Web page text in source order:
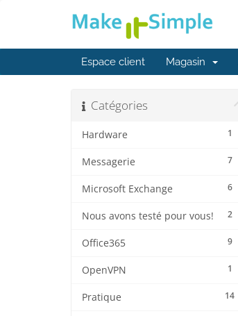
Espace client Magasin
Catégories
1
Hardware
7
Messagerie
6
Microsoft Exchange
2
Nous avons testé pour vous!
9
Office365
1
OpenVPN
14
Pratique